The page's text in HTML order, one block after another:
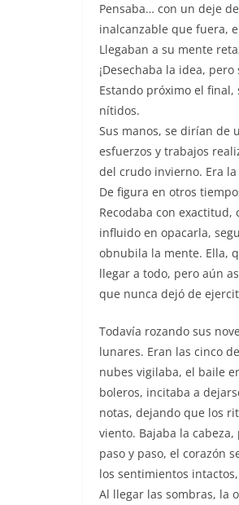
Pensaba… con un deje
inalcanzable que fuera,
Llegaban a su mente
¡Desechaba la idea,
Estando próximo el final,
nítidos.
Sus manos, se dirían de
esfuerzos y trabajos
del crudo invierno. Era
De figura en otros
Recodaba con
influido en opacarla,
obnubila la mente. Ella,
llegar a todo, pero aún
que nunca dejó de
Todavía rozando sus
lunares. Eran las cinco
nubes vigilaba, el baile
boleros, incitaba a
notas, dejando que los
viento. Bajaba la
paso y paso, el corazón
los sentimientos
Al llegar las sombras, la